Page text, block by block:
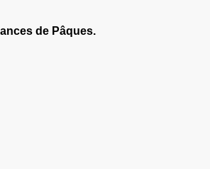
de Pâques.